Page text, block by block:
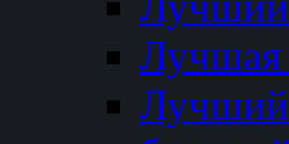
Лучшая
Лучший